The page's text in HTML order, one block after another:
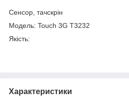
Сенсор, тачскрін
Модель: Touch 3G T3232
Якість:
Характеристики